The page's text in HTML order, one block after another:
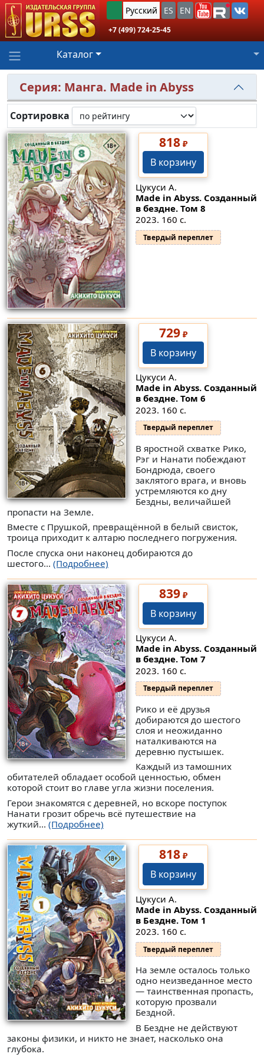
Русский ES EN
+7 (499) 724-25-45
Каталог
Серия: Манга. Made in Abyss
Сортировка
818₽
В корзину
Цукуси А.
Made in Abyss. Созданный
в бездне. Том 8
2023. 160 с.
Твердый переплет
729₽
В корзину
Цукуси А.
Made in Abyss. Созданный
в бездне. Том 6
2023. 160 с.
Твердый переплет
В яростной схватке Рико,
Рэг и Нанати побеждают
Бондрюда, своего
заклятого врага, и вновь
устремляются ко дну
Бездны, величайшей
пропасти на Земле.
Вместе с Прушкой, превращённой в белый свисток,
троица приходит к алтарю последнего погружения.
После спуска они наконец добираются до
шестого... (Подробнее)
839₽
В корзину
Цукуси А.
Made in Abyss. Созданный
в бездне. Том 7
2023. 160 с.
Твердый переплет
Рико и её друзья
добираются до шестого
слоя и неожиданно
наталкиваются на
деревню пустышек.
Каждый из тамошних
обитателей обладает особой ценностью, обмен
которой стоит во главе угла жизни поселения.
Герои знакомятся с деревней, но вскоре поступок
Нанати грозит обречь всё путешествие на
жуткий... (Подробнее)
818₽
В корзину
Цукуси А.
Made in Abyss. Созданный
в Бездне. Том 1
2023. 160 с.
Твердый переплет
На земле осталось только
одно неизведанное место
— таинственная пропасть,
которую прозвали
Бездной.
В Бездне не действуют
законы физики, и никто не знает, насколько она
глубока.